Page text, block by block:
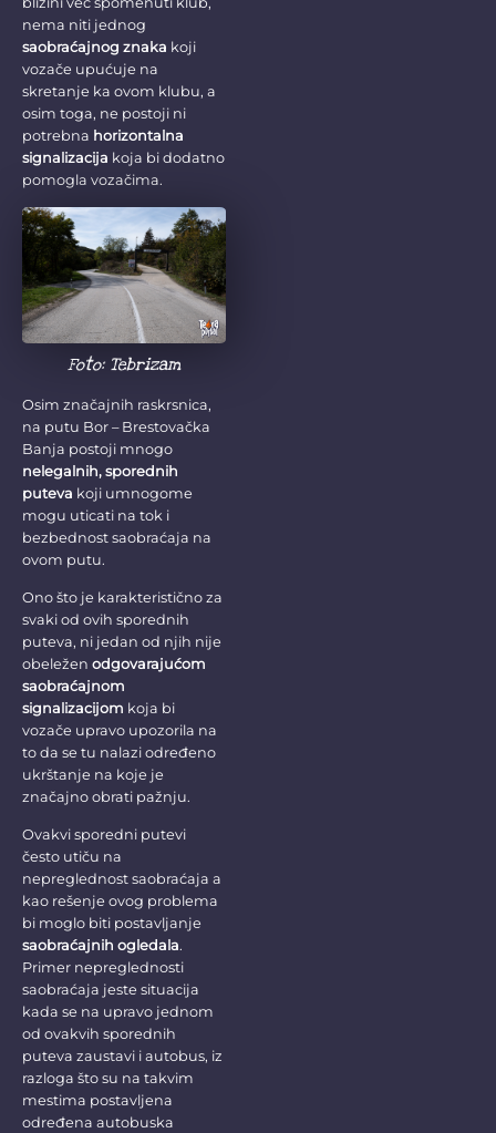
nema niti jednog
saobraćajnog znaka koji
vozače upućuje na
skretanje ka ovom klubu, a
osim toga, ne postoji ni
potrebna horizontalna
signalizacija koja bi dodatno
pomogla vozačima.
Foto: Tebrizam
Osim značajnih raskrsnica,
na putu Bor – Brestovačka
Banja postoji mnogo
nelegalnih, sporednih
puteva koji umnogome
mogu uticati na tok i
bezbednost saobraćaja na
ovom putu.
Ono što je karakteristično za
svaki od ovih sporednih
puteva, ni jedan od njih nije
obeležen odgovarajućom
saobraćajnom
signalizacijom koja bi
vozače upravo upozorila na
to da se tu nalazi određeno
ukrštanje na koje je
značajno obrati pažnju.
Ovakvi sporedni putevi
često utiču na
nepreglednost saobraćaja a
kao rešenje ovog problema
bi moglo biti postavljanje
saobraćajnih ogledala.
Primer nepreglednosti
saobraćaja jeste situacija
kada se na upravo jednom
od ovakvih sporednih
puteva zaustavi i autobus, iz
razloga što su na takvim
mestima postavljena
određena autobuska